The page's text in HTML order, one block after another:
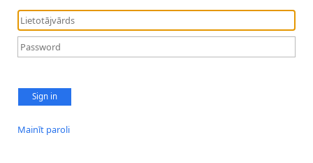
Sign in
Mainīt paroli